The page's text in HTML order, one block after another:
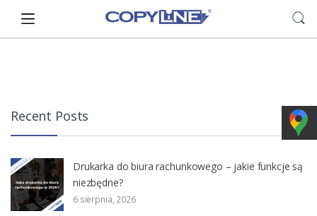
navigation
content
Recent Posts
Drukarka do biura rachunkowego – jakie funkcje są
niezbędne?
6 sierpnia, 2026